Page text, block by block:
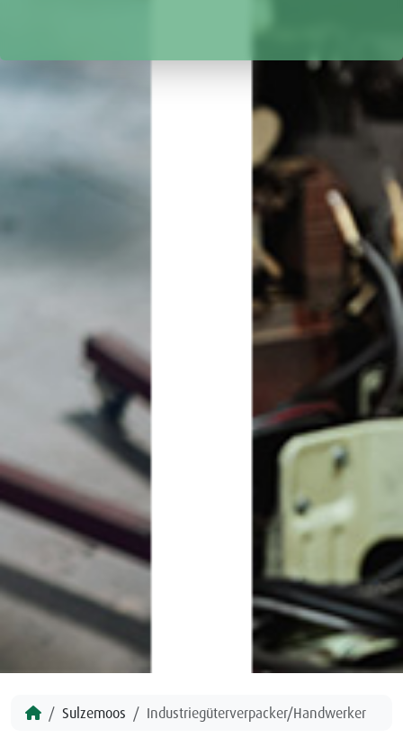
Sulzemoos Industriegüterverpacker/Handwerker